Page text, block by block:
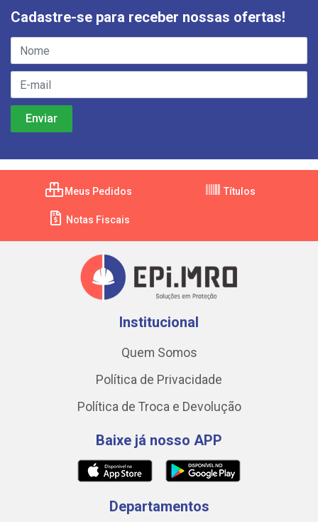
Cadastre-se para receber nossas ofertas!
Meus Pedidos Títulos
Notas Fiscais
Institucional
Quem Somos
Política de Privacidade
Política de Troca e Devolução
Baixe já nosso APP
Departamentos